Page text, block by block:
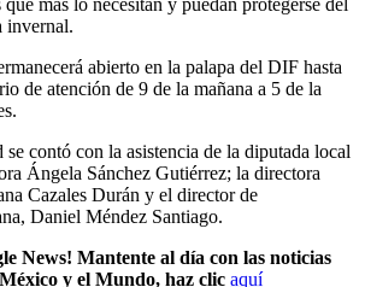
que más lo necesitan y puedan protegerse del
invernal.
abierto en la palapa del DIF hasta
de atención de 9 de la mañana a 5 de la
contó con la asistencia de la diputada local
Ángela Sánchez Gutiérrez; la directora
Cazales Durán y el director de
Daniel Méndez Santiago.
News! Mantente al día con las noticias
y el Mundo, haz clic aquí